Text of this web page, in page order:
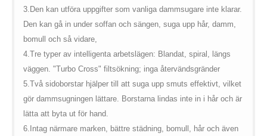
3. Den kan utföra uppgifter som vanliga dammsugare inte klarar.
Den kan gå in under soffan och sängen, suga upp hår, damm,
bomull och så vidare,
4.Tre typer av intelligenta arbetslägen: Blandat, spiral, längs
väggen. "Turbo Cross" filtsökning; inga återvändsgränder
5.Två sidoborstar hjälper till att suga upp smuts effektivt, vilket
gör dammsugningen lättare. Borstarna lindas inte in i hår och är
lätta att byta ut för hand.
6. Intag närmare marken, bättre städning, bomull, hår och även